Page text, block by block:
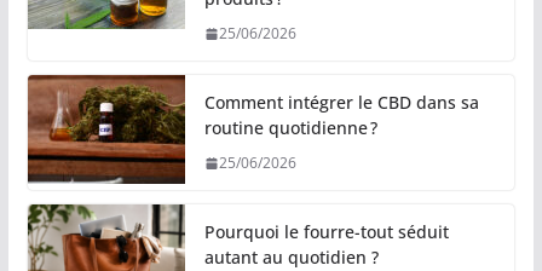
25/06/2026
Comment intégrer le CBD dans sa
routine quotidienne ?
25/06/2026
Pourquoi le fourre-tout séduit
autant au quotidien ?